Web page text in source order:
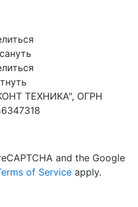
ТЕХНИКА", ОГРН
and the Google
of Serviceapply.